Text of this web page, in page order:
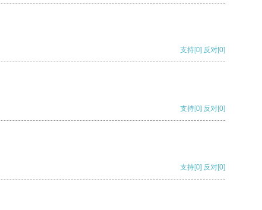
支持[0] 反对[0]
支持[0] 反对[0]
支持[0] 反对[0]